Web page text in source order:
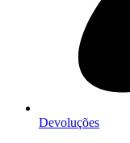
Devoluções